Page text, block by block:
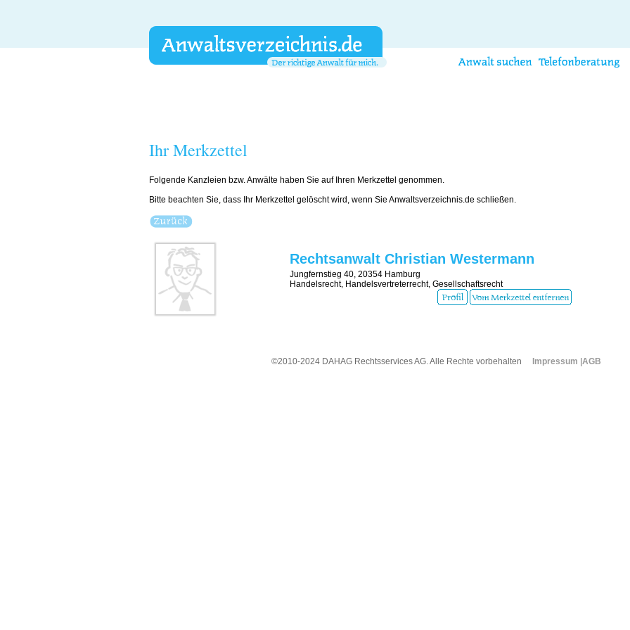
Ihr Merkzettel
Folgende Kanzleien bzw. Anwälte haben Sie auf Ihren Merkzettel genommen.
Bitte beachten Sie, dass Ihr Merkzettel gelöscht wird, wenn Sie Anwaltsverzeichnis.de schließen.
Rechtsanwalt Christian Westermann
Jungfernstieg 40, 20354 Hamburg
Handelsrecht, Handelsvertreterrecht, Gesellschaftsrecht
©2010-2024 DAHAG Rechtsservices AG. Alle Rechte vorbehalten Impressum AGB